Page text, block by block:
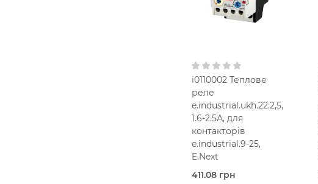
37-50 A В кошик
i0110002 Теплове
реле
e.industrial.ukh.22.2,5,
1.6-2.5А, для
контакторів
e.industrial.9-25,
E.Next
411.08 грн